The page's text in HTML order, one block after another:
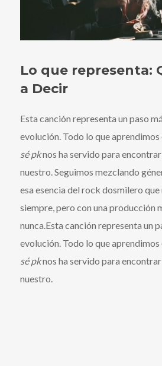
Lo que representa:
a Decir
Esta canción representa un paso
evolución. Todo lo que aprendimos
sé pknos ha servido para encontrar
nuestro. Seguimos mezclando
esa esencia del rock dosmilero
siempre, pero con una producción
nunca.Esta canción representa un
evolución. Todo lo que aprendimos
sé pknos ha servido para encontrar
nuestro.